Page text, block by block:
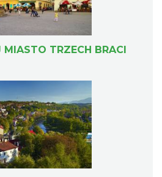
2026-07-03
z okazji 30-
w Cieszynie
TRZECH BRACI